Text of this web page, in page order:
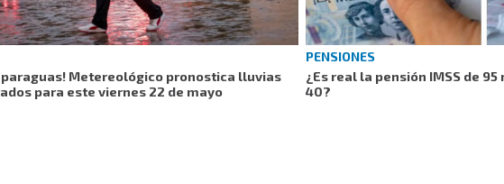
paraguas! Metereológico pronostica lluvias
para este viernes 22 de mayo
PENSIONES
¿Es real la pensión IMSS de
40?